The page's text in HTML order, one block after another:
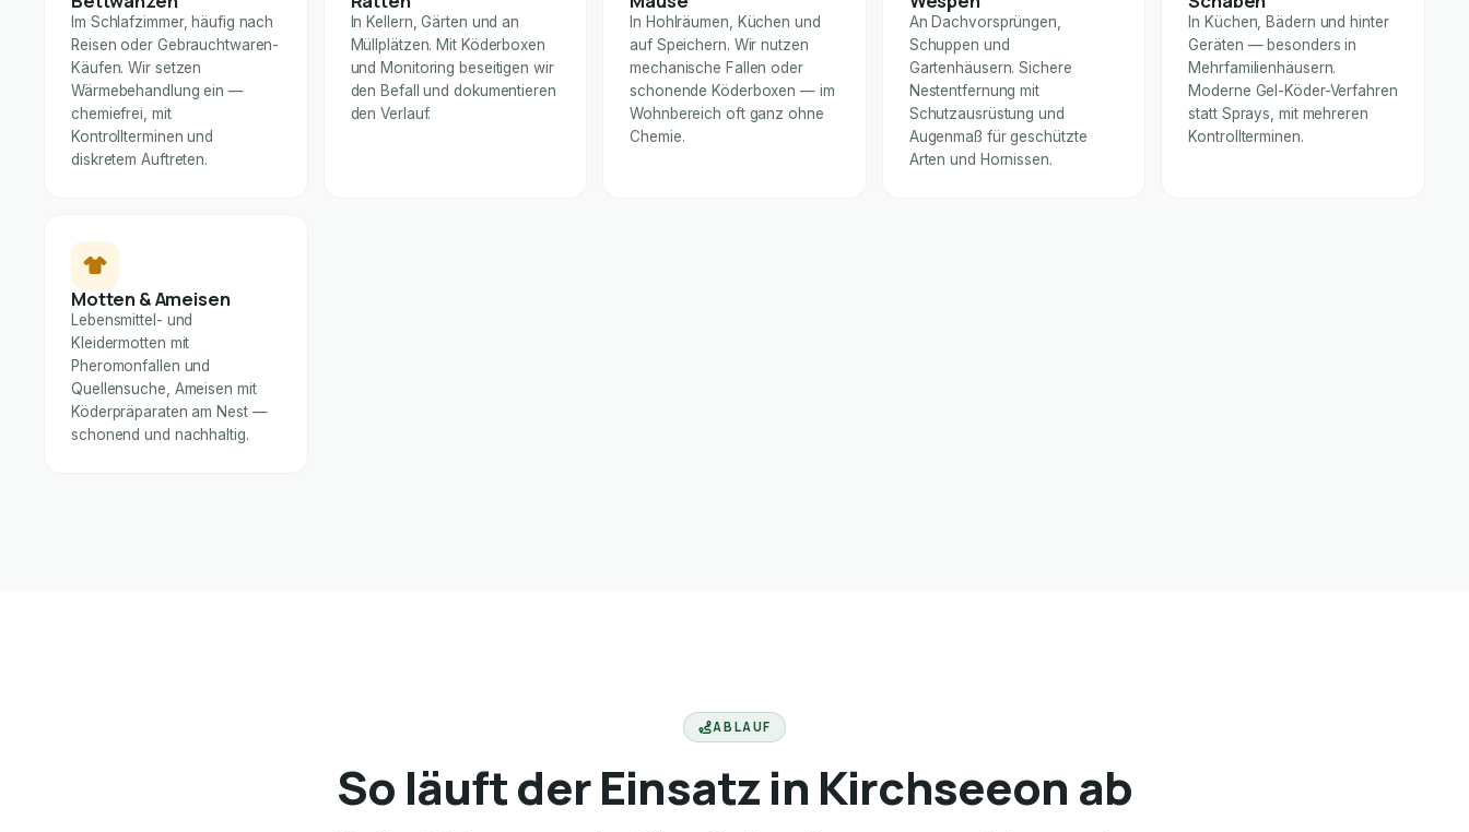
Im Schlafzimmer, häufig nach
Reisen oder Gebrauchtwaren-
Käufen. Wir setzen
Wärmebehandlung ein —
chemiefrei, mit
Kontrollterminen und
diskretem Auftreten.
In Kellern, Gärten und an
Müllplätzen. Mit Köderboxen
und Monitoring beseitigen wir
den Befall und dokumentieren
den Verlauf.
In Hohlräumen, Küchen und
auf Speichern. Wir nutzen
mechanische Fallen oder
schonende Köderboxen — im
Wohnbereich oft ganz ohne
Chemie.
An Dachvorsprüngen,
Schuppen und
Gartenhäusern. Sichere
Nestentfernung mit
Schutzausrüstung und
Augenmaß für geschützte
Arten und Hornissen.
In Küchen, Bädern und hinter
Geräten — besonders in
Mehrfamilienhäusern.
Moderne Gel-Köder-Verfahren
statt Sprays, mit mehreren
Kontrollterminen.
Motten & Ameisen
Lebensmittel- und
Kleidermotten mit
Pheromonfallen und
Quellensuche, Ameisen mit
Köderpräparaten am Nest —
schonend und nachhaltig.
ABLAUF
So läuft der Einsatz in Kirchseeon ab